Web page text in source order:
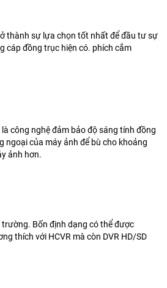
thành sự lựa chọn tốt nhất để đầu tưsự
cáp đồng trục hiện có. phích cắm
công nghệ đảm bảo độ sáng tính đồng
ngoại của máy ảnh để bù cho khoảng
ảnh hơn.
Bốn định dạng có thểđược
thích với HCVR mà còn DVR HD/SD